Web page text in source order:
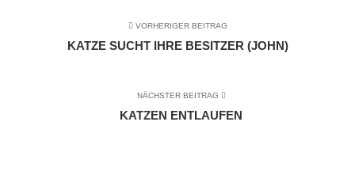
VORHERIGER BEITRAG
KATZE SUCHT IHRE BESITZER (JOHN)
NÄCHSTER BEITRAG
KATZEN ENTLAUFEN